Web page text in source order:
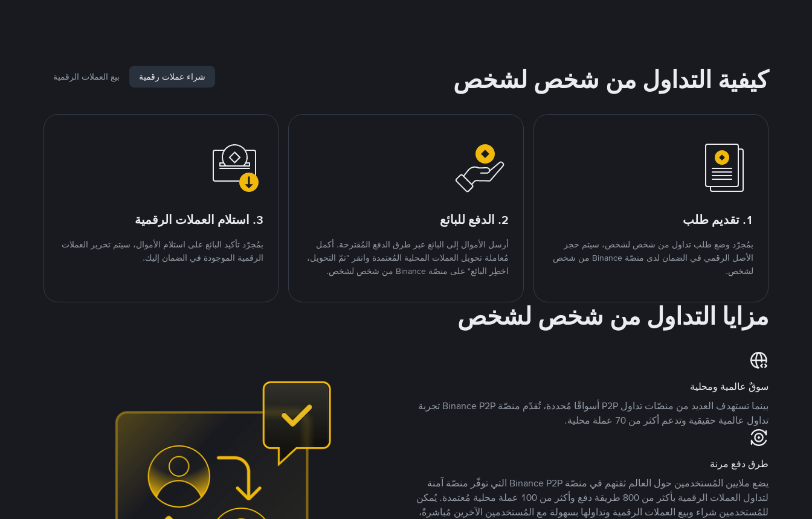
كيفية التداول من شخص لشخص شراء عملات رقمية بيع العملات الرقمية
1. تقديم طلب
بمُجرّد وضع طلب تداول من شخص لشخص، سيتم حجز
الأصل الرقمي في الضمان لدى منصّة Binance من شخص
لشخص.
2. الدفع للبائع
أرسل الأموال إلى البائع عبر طرق الدفع المُقترحة. أكمل
مُعاملة تحويل العملات المحلية المُعتمدة وانقر "تمّ التحويل،
اخطِر البائع" على منصّة Binance من شخص لشخص.
3. استلام العملات الرقمية
بمُجرّد تأكيد البائع على استلام الأموال، سيتم تحرير العملات
الرقمية الموجودة في الضمان إليك.
مزايا التداول من شخص لشخص
سوقٌ عالمية ومحلية
بينما تستهدف العديد من منصّات تداول P2P أسواقًا مُحددة، تُقدّم منصّة Binance P2P تجربة
تداول عالمية حقيقية وتدعم أكثر من 70 عملة محلية.
طرق دفع مرنة
يضع ملايين المُستخدمين حول العالم ثقتهم في منصّة Binance P2P التي توفّر منصّة آمنة
لتداول العملات الرقمية بأكثر من 800 طريقة دفع وأكثر من 100 عملة محلية مُعتمدة. يُمكن
للمُستخدمين شراء وبيع العملات الرقمية وتداولها بسهولة مع المُستخدمين الآخرين مُباشرةً،